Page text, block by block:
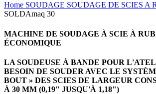
Home SOUDAGE SOUDAGE DE SCIES A
SOLDAmaq 30
MACHINE DE SOUDAGE À SCIE À
ÉCONOMIQUE
LA SOUDEUSE À BANDE POUR
BESOIN DE SOUDER AVEC LE
BOUT » DES SCIES DE LARGEUR
À 30 MM (0,19" JUSQU'À 1,18")